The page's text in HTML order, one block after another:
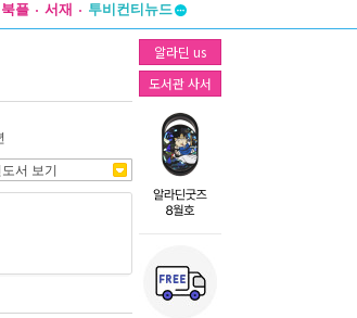
북플 서재
투비컨티뉴드
창작플랫폼
투비컨티뉴드
알라딘 us
도서관 사서
서 보기